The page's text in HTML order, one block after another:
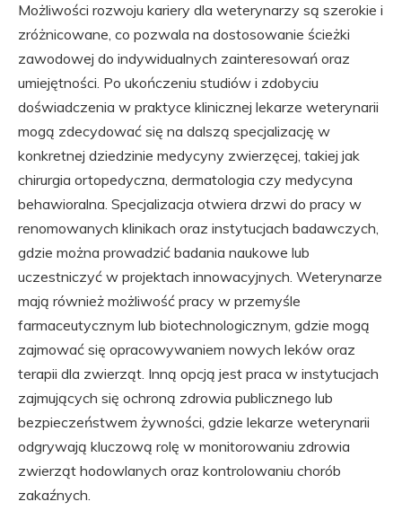
Możliwości rozwoju kariery dla weterynarzy są szerokie i
zróżnicowane, co pozwala na dostosowanie ścieżki
zawodowej do indywidualnych zainteresowań oraz
umiejętności. Po ukończeniu studiów i zdobyciu
doświadczenia w praktyce klinicznej lekarze weterynarii
mogą zdecydować się na dalszą specjalizację w
konkretnej dziedzinie medycyny zwierzęcej, takiej jak
chirurgia ortopedyczna, dermatologia czy medycyna
behawioralna. Specjalizacja otwiera drzwi do pracy w
renomowanych klinikach oraz instytucjach badawczych,
gdzie można prowadzić badania naukowe lub
uczestniczyć w projektach innowacyjnych. Weterynarze
mają również możliwość pracy w przemyśle
farmaceutycznym lub biotechnologicznym, gdzie mogą
zajmować się opracowywaniem nowych leków oraz
terapii dla zwierząt. Inną opcją jest praca w instytucjach
zajmujących się ochroną zdrowia publicznego lub
bezpieczeństwem żywności, gdzie lekarze weterynarii
odgrywają kluczową rolę w monitorowaniu zdrowia
zwierząt hodowlanych oraz kontrolowaniu chorób
zakaźnych.